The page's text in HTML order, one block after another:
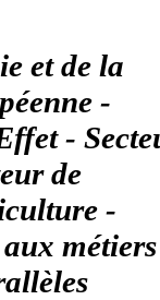
et de la
-
-
de
-
métiers